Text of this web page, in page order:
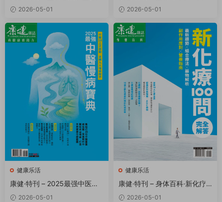
PDF2026-05-01
DF 2026-05-01
健康乐活
康健·特刊 – 2025最强中医慢
病宝典 PDF
2026-05-01
健康乐活
康健·特刊 – 身体百科·新化疗1
00问完全解答 PDF
2026-05-01